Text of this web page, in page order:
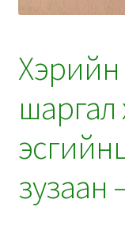
Хэрийн
шаргал
зузаан